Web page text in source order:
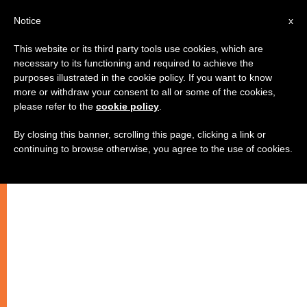
أوسيب لبنان" يحتفل بعشائه السنوي
العاشر
x
Notice
This website or its third party tools use cookies, which are
necessary to its functioning and required to achieve the
purposes illustrated in the cookie policy. If you want to know
more or withdraw your consent to all or some of the cookies,
please refer to the cookie policy
By closing this banner, scrolling this page, clicking a link or
continuing to browse otherwise, you agree to the use of cookies.